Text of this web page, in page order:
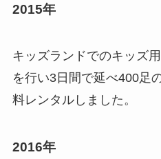
2015年
キッズランドでのキッズ
を行い3日間で延べ400足
料レンタルしました。
2016年